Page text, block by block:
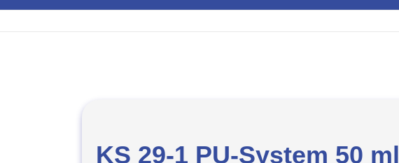
KS 29-1 PU-System 50 ml